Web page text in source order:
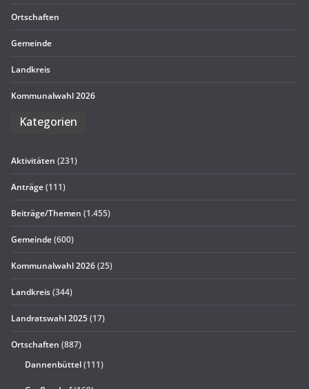
Ort­schaf­ten
Gemeinde
Land­kreis
Kom­mu­nal­wahl 2026
Kate­go­rien
Aktivitäten (231)
Anträge(111)
Beiträge/Themen (1.455)
Gemeinde(600)
Kommunalwahl 2026(25)
Landkreis(344)
Landratswahl 2025(17)
Ortschaften (887)
Dannenbüttel(111)